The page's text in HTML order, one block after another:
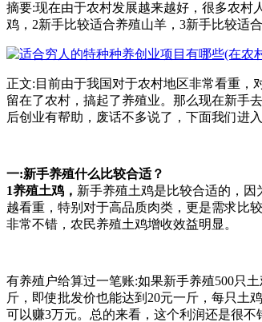
摘要:现在由于农村发展越来越好，很多农村
鸡，2新手比较适合养殖山羊，3新手比较
正文:目前由于我国对于农村地区非常看重，
留在了农村，搞起了养殖业。那么现在新手
后创业有帮助，废话不多说了，下面我们进入
一:新手养殖什么比较合适？
1养殖土鸡， 新手养殖土鸡是比较合适的，
越看重，特别对于高品质肉类，更是需求比
非常不错，农民养殖土鸡增收效益明显。
有养殖户给算过一笔账:如果新手养殖500只
斤，即使批发价也能达到20元一斤，每只土
可以赚3万元。总的来看，这个利润还是很